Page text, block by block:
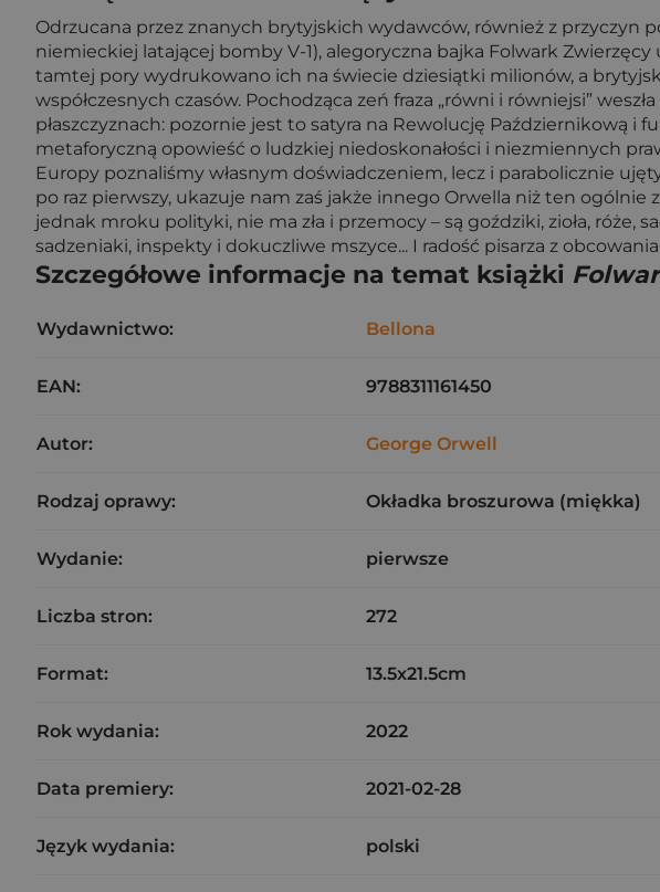
Odrzucana przez znanych brytyjskich wydawców, również z przyczyn
niemieckiej latającej bomby V-1), alegoryczna bajka Folwark Zwierzęcy
tamtej pory wydrukowano ich na świecie dziesiątki milionów, a
współczesnych czasów. Pochodząca zeń fraza „równi i równiejsi”
płaszczyznach: pozornie jest to satyra na Rewolucję Październikową
metaforyczną opowieść o ludzkiej niedoskonałości i niezmiennych
Europy poznaliśmy własnym doświadczeniem, lecz i parabolicznie
po raz pierwszy, ukazuje nam zaś jakże innego Orwella niż ten
jednak mroku polityki, nie ma zła i przemocy – są goździki, zioła,
sadzeniaki, inspekty i dokuczliwe mszyce... I radość pisarza z
Szczegółowe informacje na temat książki
Wydawnictwo: Bellona
EAN: 9788311161450
Autor: George Orwell
Rodzaj oprawy: Okładka broszurowa (miękka)
Wydanie: pierwsze
Liczba stron: 272
Format: 13.5x21.5cm
Rok wydania: 2022
Data premiery: 2021-02-28
Język wydania: polski